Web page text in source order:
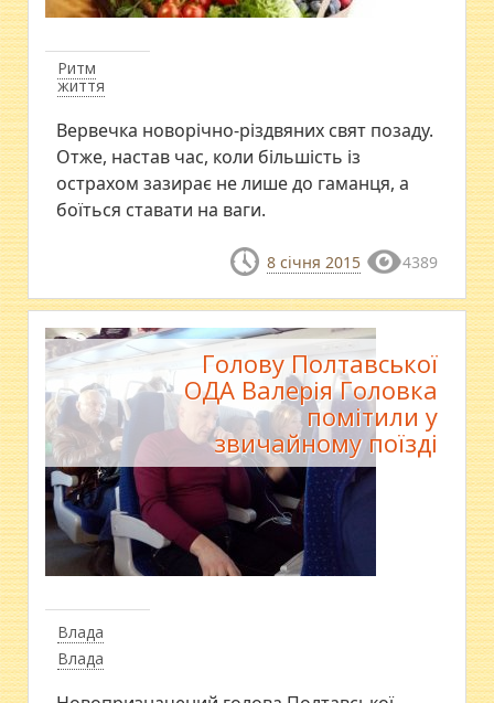
Ритм
життя
Вервечка новорічно-різдвяних свят позаду.
Отже, настав час, коли більшість із
острахом зазирає не лише до гаманця, а
боїться ставати на ваги.
8 січня 2015 4389
Влада
Влада
Голову Полтавської
ОДА Валерія Головка
помітили у
звичайному поїзді